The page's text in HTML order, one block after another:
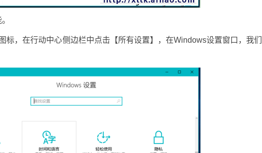
标，在行动中心侧边栏中点击【所有设置】，在Windows设置窗口，我们